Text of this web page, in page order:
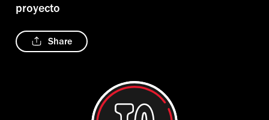
proyecto
Share